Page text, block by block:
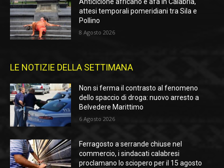
attesi temporali pomeridiani tra Sila e
Pollino
8 Agosto 2026
LE NOTIZIE DELLA SETTIMANA
Non si ferma il contrasto al fenomeno
dello spaccio di droga: nuovo arresto a
Belvedere Marittimo
6 Agosto 2026
Ferragosto a serrande chiuse nel
commercio, i sindacati calabresi
proclamano lo sciopero per il 15 agosto